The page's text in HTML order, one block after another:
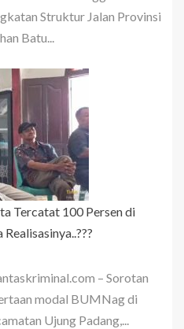
Struktur Jalan Provinsi
Batu...
Tercatat 100 Persen di
– Sorotan
modal BUMNag di
Ujung Padang,...